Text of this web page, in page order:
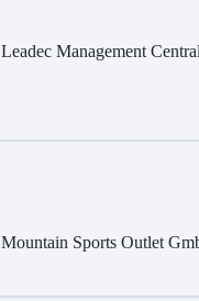
Leadec Management
Mountain Sports Outlet